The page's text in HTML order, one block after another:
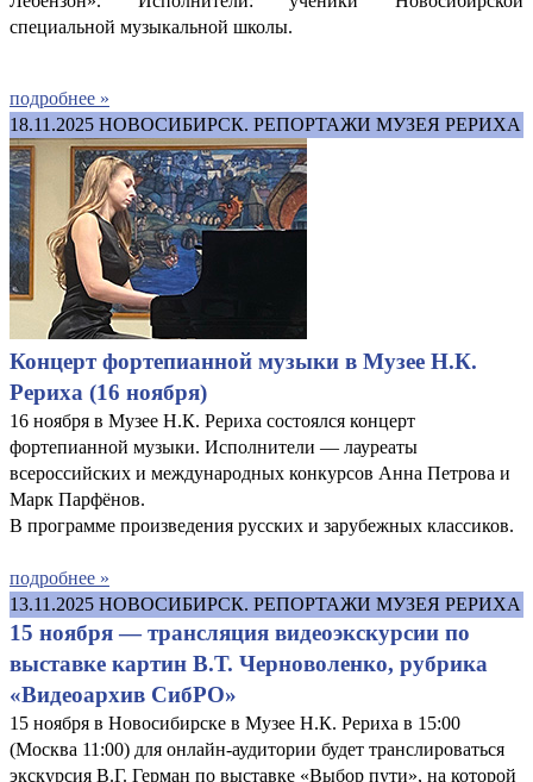
специальной музыкальной школы.
подробнее »
18.11.2025 НОВОСИБИРСК. РЕПОРТАЖИ МУЗЕЯ РЕРИХА
Концерт фортепианной музыки в Музее Н.К.
Рериха (16 ноября)
16 ноября в Музее Н.К. Рериха состоялся концерт
фортепианной музыки. Исполнители — лауреаты
всероссийских и международных конкурсов Анна Петрова и
Марк Парфёнов.
В программе произведения русских и зарубежных классиков.
подробнее »
13.11.2025 НОВОСИБИРСК. РЕПОРТАЖИ МУЗЕЯ РЕРИХА
15 ноября — трансляция видеоэкскурсии по
выставке картин В.Т. Черноволенко, рубрика
«Видеоархив СибРО»
15 ноября в Новосибирске в Музее Н.К. Рериха в 15:00
(Москва 11:00) для онлайн-аудитории будет транслироваться
экскурсия В.Г. Герман по выставке «Выбор пути», на которой